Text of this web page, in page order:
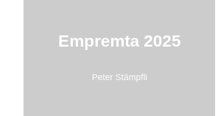
Empremta 2025
Peter Stämpfli